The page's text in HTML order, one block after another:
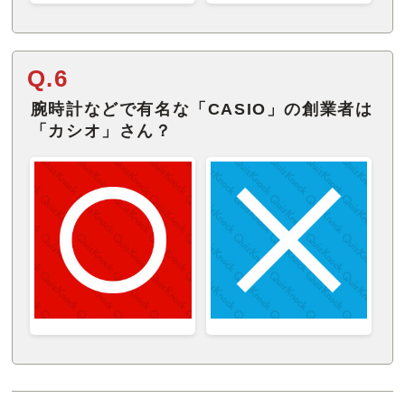
Q.6
腕時計などで有名な「CASIO」の創業者は
「カシオ」さん？